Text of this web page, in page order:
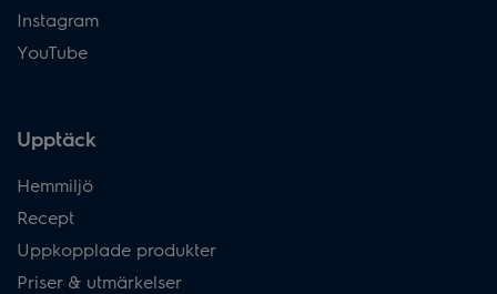
Instagram
YouTube
Upptäck
Hemmiljö
Recept
Uppkopplade produkter
Priser & utmärkelser